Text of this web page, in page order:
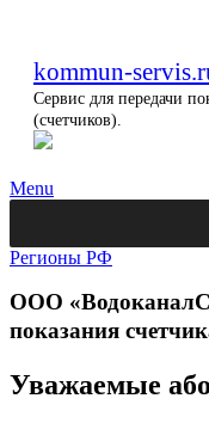
kommun-
Сервис для передачи
(счетчиков).
Menu
Регионы РФ
ООО
показания
Уважаемые